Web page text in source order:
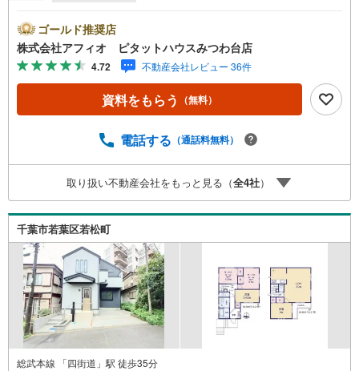
ゴールド推奨店
株式会社アフィオ ピタットハウスみつわ台店
4.72 不動産会社レビュー 36件
資料をもらう （無料）
電話する （通話料無料）
取り扱い不動産会社をもっと見る（全4社）
千葉市若葉区若松町
総武本線 「四街道」駅 徒歩35分